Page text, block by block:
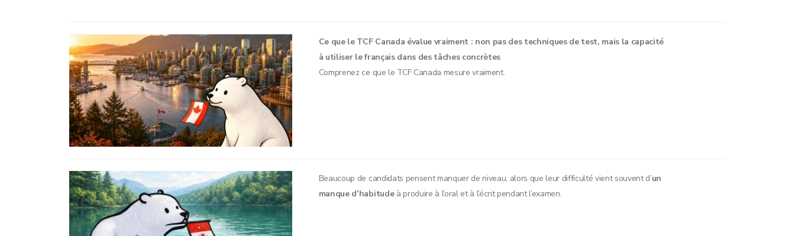
Ce que le TCF Canada évalue vraiment : non pas des techniques de test, mais la capacité
à utiliser le français dans des tâches concrètes
Comprenez ce que le TCF Canada mesure vraiment.
Beaucoup de candidats pensent manquer de niveau, alors que leur difficulté vient souvent d’un
manque d’habitudeà produire à l’oral et à l’écrit pendant l’examen.